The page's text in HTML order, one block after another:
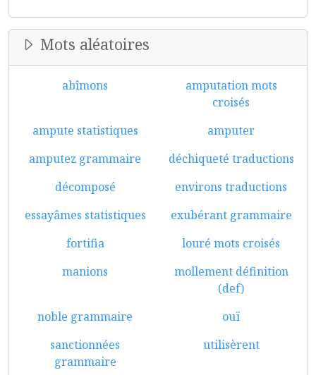
Mots aléatoires
abîmons
amputation mots
croisés
ampute statistiques
amputer
amputez grammaire
déchiqueté traductions
décomposé
environs traductions
essayâmes statistiques
exubérant grammaire
fortifia
louré mots croisés
manions
mollement définition
(def)
noble grammaire
ouï
sanctionnées
grammaire
utilisèrent